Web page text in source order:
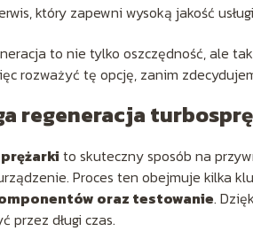
który zapewni wysoką jakość
to nie tylko oszczędność, ale
rozważyć tę opcję, zanim
regeneracja
to skuteczny sposób na
Proces ten obejmuje kilka
oraz testowanie.
przez długi czas.